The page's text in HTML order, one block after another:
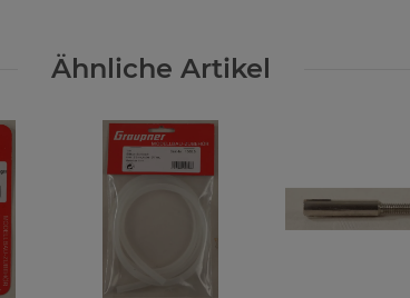
Ähnliche Artikel